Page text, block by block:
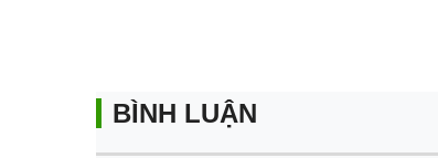
BÌNH LUẬN